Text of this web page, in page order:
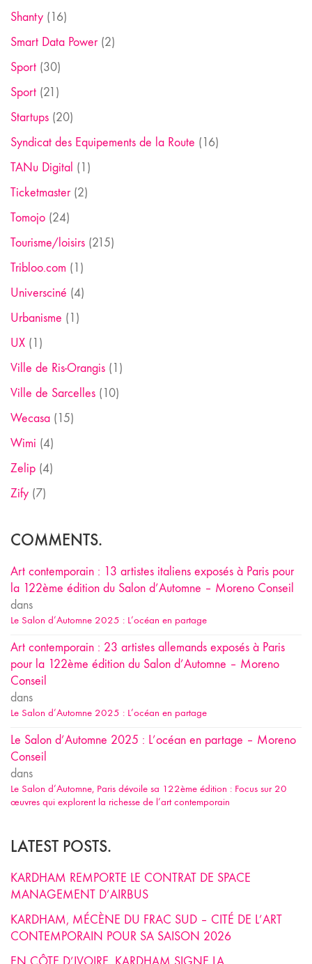
Shanty (16)
Smart Data Power(2)
Sport (30)
Sport (21)
Startups (20)
Syndicat des Equipements de la Route (16)
TANu Digital (1)
Ticketmaster(2)
Tomojo (24)
Tourisme/loisirs (215)
Tribloo.com (1)
Universciné (4)
Urbanisme (1)
UX (1)
Ville de Ris-Orangis (1)
Ville de Sarcelles (10)
Wecasa (15)
Wimi (4)
Zelip (4)
Zify (7)
COMMENTS.
Art contemporain : 13 artistes italiens exposés à Paris pour
la 122ème édition du Salon d’Automne – Moreno Conseil
dans
Le Salon d’Automne 2025 : L’océan en partage
Art contemporain : 23 artistes allemands exposés à Paris
pour la 122ème édition du Salon d’Automne – Moreno
Conseil
dans
Le Salon d’Automne 2025 : L’océan en partage
Le Salon d’Automne 2025 : L’océan en partage – Moreno
Conseil
dans
Le Salon d’Automne, Paris dévoile sa 122ème édition : Focus sur 20
œuvres qui explorent la richesse de l’art contemporain
LATEST POSTS.
KARDHAM REMPORTE LE CONTRAT DE SPACE
MANAGEMENT D’AIRBUS
KARDHAM, MÉCÈNE DU FRAC SUD – CITÉ DE L’ART
CONTEMPORAIN POUR SA SAISON 2026